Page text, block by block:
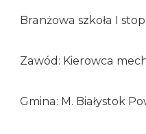
Branżowa szkoła I
Zawód: Kierowca
Gmina: M. Białystok